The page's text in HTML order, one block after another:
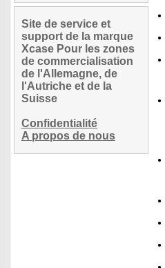
Site de service et
support de la marque
Xcase Pour les zones
de commercialisation
de l'Allemagne, de
l'Autriche et de la
Suisse
Confidentialité
A propos de nous